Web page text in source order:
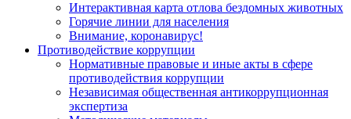
Интерактивная карта отлова бездомных животных
Горячие линии для населения
Внимание, коронавирус!
Противодействие коррупции
Нормативные правовые и иные акты в сфере
противодействия коррупции
Независимая общественная антикоррупционная
экспертиза